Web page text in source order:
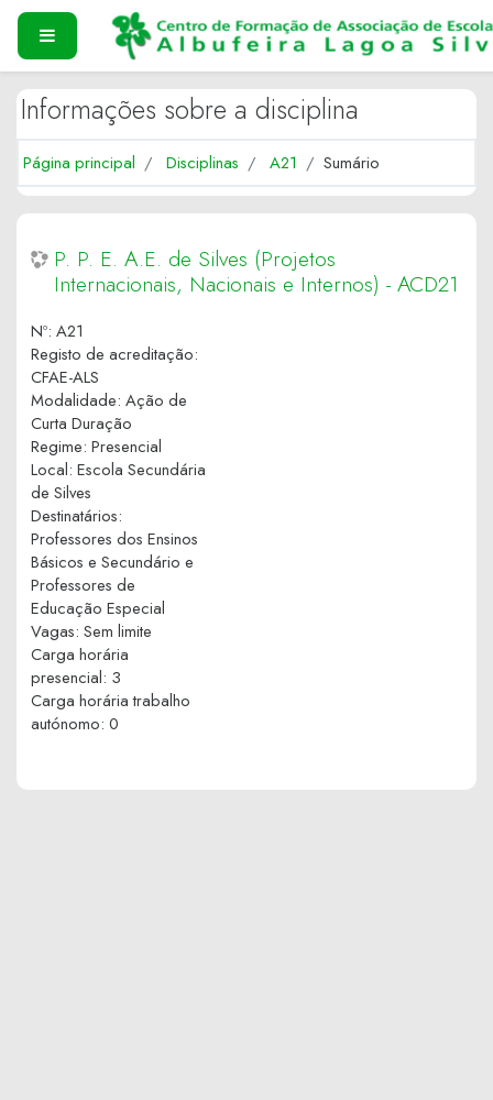
Ir para o conteúdo principal
PAINEL LATERAL
Informações sobre a disciplina
Página principal Disciplinas A21 Sumário
P. P. E. A.E. de Silves (Projetos
Internacionais, Nacionais e Internos) - ACD21
Nº: A21
Registo de acreditação:
CFAE-ALS
Modalidade: Ação de
Curta Duração
Regime: Presencial
Local: Escola Secundária
de Silves
Destinatários:
Professores dos Ensinos
Básicos e Secundário e
Professores de
Educação Especial
Vagas: Sem limite
Carga horária
presencial: 3
Carga horária trabalho
autónomo: 0